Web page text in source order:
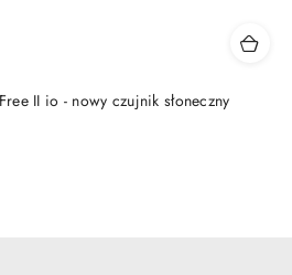
II io - nowy czujnik słoneczny